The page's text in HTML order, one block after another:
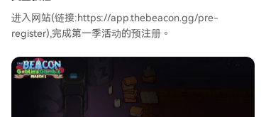
进入网站(链接:https://app.thebeacon.gg/pre-
register),完成第一季活动的预注册。